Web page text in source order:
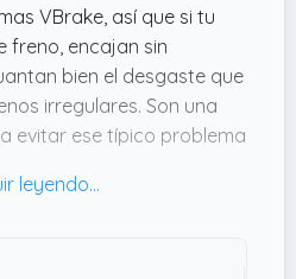
VBrake, así que si tu
freno, encajan sin
bien el desgaste que
irregulares. Son una
evitar ese típico problema
que me llama la atención